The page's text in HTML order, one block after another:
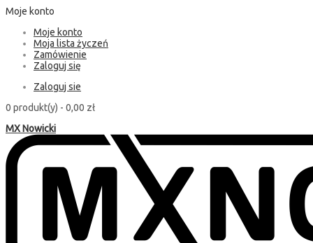
Moje konto
Moje konto
Moja lista życzeń
Zamówienie
Zaloguj się
Zaloguj sie
0 produkt(y) - 0,00 zł
MX Nowicki